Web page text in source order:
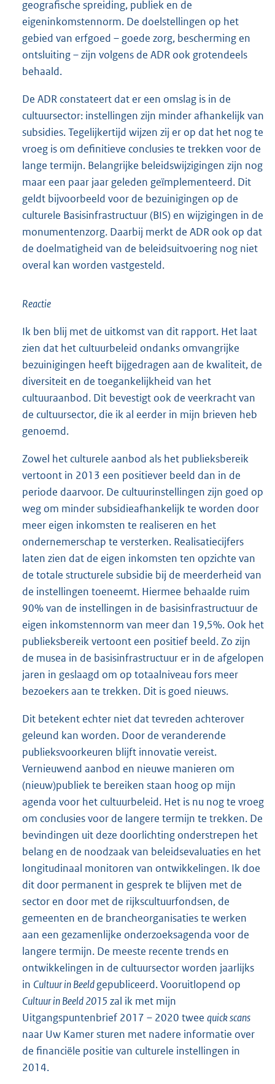
geografische spreiding, publiek en de
eigeninkomstennorm. De doelstellingen op het
gebied van erfgoed – goede zorg, bescherming en
ontsluiting – zijn volgens de ADR ook grotendeels
behaald.
De ADR constateert dat er een omslag is in de
cultuursector: instellingen zijn minder afhankelijk van
subsidies. Tegelijkertijd wijzen zij er op dat het nog te
vroeg is om definitieve conclusies te trekken voor de
lange termijn. Belangrijke beleidswijzigingen zijn nog
maar een paar jaar geleden geïmplementeerd. Dit
geldt bijvoorbeeld voor de bezuinigingen op de
culturele Basisinfrastructuur (BIS) en wijzigingen in de
monumentenzorg. Daarbij merkt de ADR ook op dat
de doelmatigheid van de beleidsuitvoering nog niet
overal kan worden vastgesteld.
Reactie
Ik ben blij met de uitkomst van dit rapport. Het laat
zien dat het cultuurbeleid ondanks omvangrijke
bezuinigingen heeft bijgedragen aan de kwaliteit, de
diversiteit en de toegankelijkheid van het
cultuuraanbod. Dit bevestigt ook de veerkracht van
de cultuursector, die ik al eerder in mijn brieven heb
genoemd.
Zowel het culturele aanbod als het publieksbereik
vertoont in 2013 een positiever beeld dan in de
periode daarvoor. De cultuurinstellingen zijn goed op
weg om minder subsidieafhankelijk te worden door
meer eigen inkomsten te realiseren en het
ondernemerschap te versterken. Realisatiecijfers
laten zien dat de eigen inkomsten ten opzichte van
de totale structurele subsidie bij de meerderheid van
de instellingen toeneemt. Hiermee behaalde ruim
90% van de instellingen in de basisinfrastructuur de
eigen inkomstennorm van meer dan 19,5%. Ook het
publieksbereik vertoont een positief beeld. Zo zijn
de musea in de basisinfrastructuur er in de afgelopen
jaren in geslaagd om op totaalniveau fors meer
bezoekers aan te trekken. Dit is goed nieuws.
Dit betekent echter niet dat tevreden achterover
geleund kan worden. Door de veranderende
publieksvoorkeuren blijft innovatie vereist.
Vernieuwend aanbod en nieuwe manieren om
(nieuw)publiek te bereiken staan hoog op mijn
agenda voor het cultuurbeleid. Het is nu nog te vroeg
om conclusies voor de langere termijn te trekken. De
bevindingen uit deze doorlichting onderstrepen het
belang en de noodzaak van beleidsevaluaties en het
longitudinaal monitoren van ontwikkelingen. Ik doe
dit door permanent in gesprek te blijven met de
sector en door met de rijkscultuurfondsen, de
gemeenten en de brancheorganisaties te werken
aan een gezamenlijke onderzoeksagenda voor de
langere termijn. De meeste recente trends en
ontwikkelingen in de cultuursector worden jaarlijks
in Cultuur in Beeldgepubliceerd. Vooruitlopend op
Cultuur in Beeld 2015 zal ik met mijn
Uitgangspuntenbrief 2017 – 2020 twee quick scans
naar Uw Kamer sturen met nadere informatie over
de financiële positie van culturele instellingen in
2014.